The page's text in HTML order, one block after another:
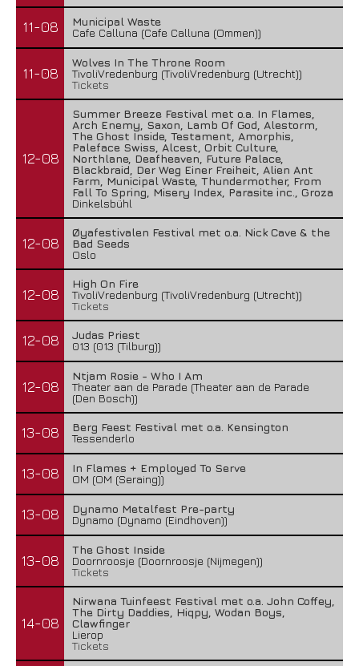
11-08
Municipal Waste
Cafe Calluna (Cafe Calluna (Ommen))
11-08
Wolves In The Throne Room
TivoliVredenburg (TivoliVredenburg (Utrecht))
Tickets
12-08
Summer Breeze Festival met o.a. In Flames,
Arch Enemy, Saxon, Lamb Of God, Alestorm,
The Ghost Inside, Testament, Amorphis,
Paleface Swiss, Alcest, Orbit Culture,
Northlane, Deafheaven, Future Palace,
Blackbraid, Der Weg Einer Freiheit, Alien Ant
Farm, Municipal Waste, Thundermother, From
Fall To Spring, Misery Index, Parasite inc., Groza
Dinkelsbühl
12-08
Øyafestivalen Festival met o.a. Nick Cave & the
Bad Seeds
Oslo
12-08
High On Fire
TivoliVredenburg (TivoliVredenburg (Utrecht))
Tickets
12-08
Judas Priest
013 (013 (Tilburg))
12-08
Ntjam Rosie - Who I Am
Theater aan de Parade (Theater aan de Parade
(Den Bosch))
13-08
Berg Feest Festival met o.a. Kensington
Tessenderlo
13-08
In Flames + Employed To Serve
OM (OM (Seraing))
13-08
Dynamo Metalfest Pre-party
Dynamo (Dynamo (Eindhoven))
13-08
The Ghost Inside
Doornroosje (Doornroosje (Nijmegen))
Tickets
14-08
Nirwana Tuinfeest Festival met o.a. John Coffey,
The Dirty Daddies, Hiqpy, Wodan Boys,
Clawfinger
Lierop
Tickets